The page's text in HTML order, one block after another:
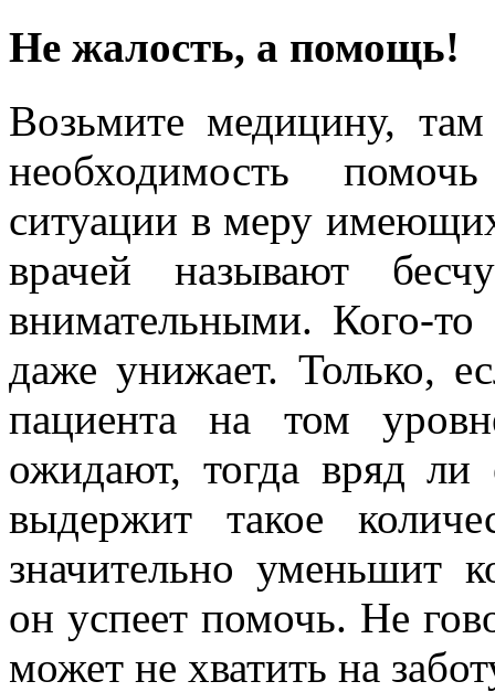
Не жалость, а помощь!
Возьмите медицину,
необходимость
ситуации в меру
врачей называют
внимательными. Кого-то
даже унижает. Только,
пациента на том
ожидают, тогда вряд ли
выдержит такое
значительно уменьшит
он успеет помочь. Не
может не хватить на